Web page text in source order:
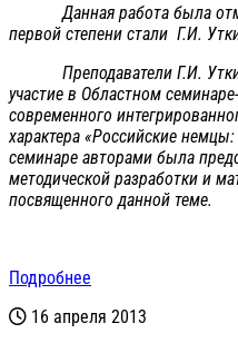
Данная работа была
первой степени стали Г.И.
Преподаватели Г.И.
участие в Областном
современного
характера «Российские
семинаре авторами была
методической разработки и
посвященного данной теме.
Подробнее
16 апреля 2013